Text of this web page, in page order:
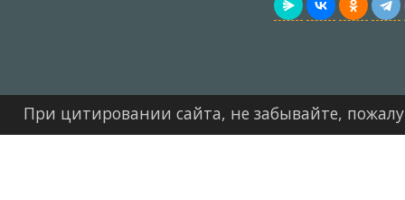
При цитировании сайта, не забывайте,